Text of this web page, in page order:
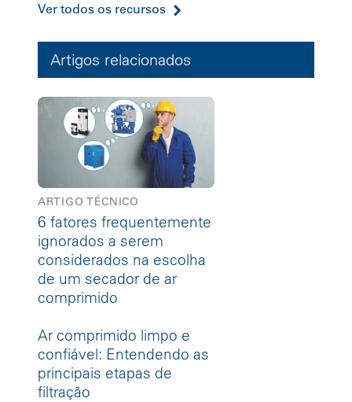
Ver todos os recursos
Artigos relacionados
ARTIGO TÉCNICO
6 fatores frequentemente
ignorados a serem
considerados na escolha
de um secador de ar
comprimido
Ar comprimido limpo e
confiável: Entendendo as
principais etapas de
filtração